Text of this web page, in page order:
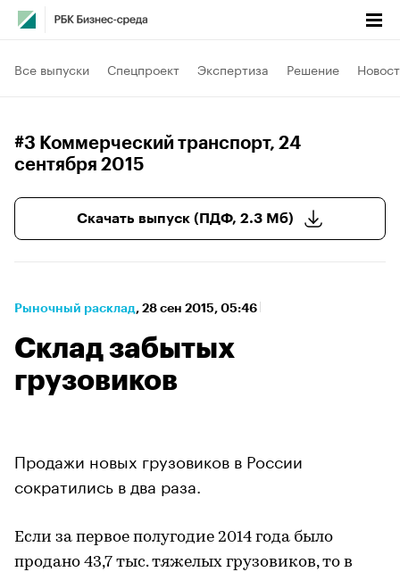
Все выпуски Спецпроект Экспертиза Решение
#3 Коммерческий транспорт, 24
сентября 2015
Скачать выпуск (ПДФ, 2.3 Мб)
Рыночный расклад⁠, 28 сен 2015, 05:46
Склад забытых
грузовиков
Продажи новых грузовиков в России
сократились в два раза.
Если за первое полугодие 2014 года было
продано 43,7 тыс. тяжелых грузовиков, то в